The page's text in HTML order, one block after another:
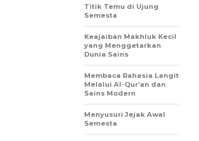
Titik Temu di Ujung
Semesta
Keajaiban Makhluk Kecil
yang Menggetarkan
Dunia Sains
Membaca Rahasia Langit
Melalui Al-Qur’an dan
Sains Modern
Menyusuri Jejak Awal
Semesta